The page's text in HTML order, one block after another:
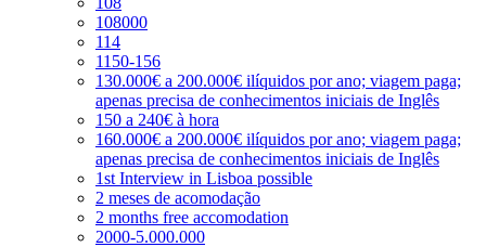
108000
114
1150-156
130.000€ a 200.000€ ilíquidos por ano; viagem paga;
apenas precisa de conhecimentos iniciais de Inglês
150 a 240€ à hora
160.000€ a 200.000€ ilíquidos por ano; viagem paga;
apenas precisa de conhecimentos iniciais de Inglês
1st Interview in Lisboa possible
2 meses de acomodação
2 months free accomodation
2000-5.000.000